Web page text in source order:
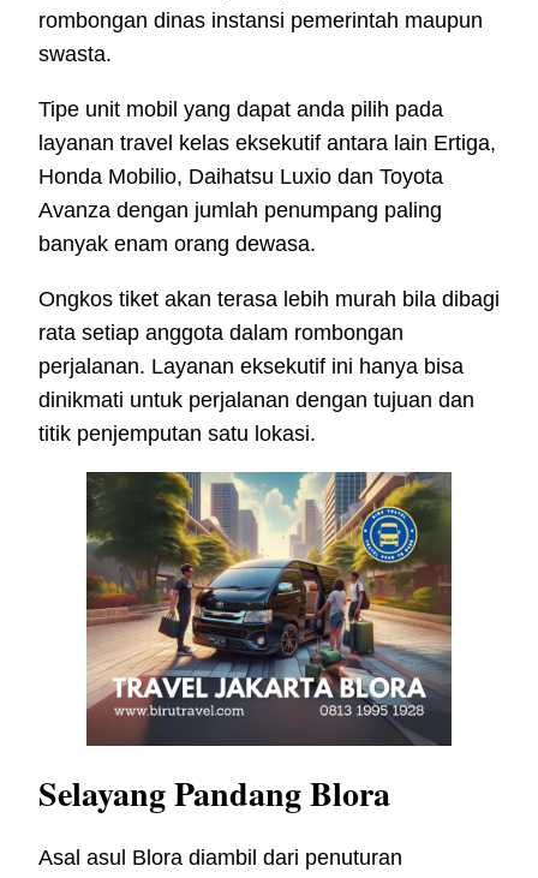
rombongan dinas instansi pemerintah maupun
swasta.
Tipe unit mobil yang dapat anda pilih pada
layanan travel kelas eksekutif antara lain Ertiga,
Honda Mobilio, Daihatsu Luxio dan Toyota
Avanza dengan jumlah penumpang paling
banyak enam orang dewasa.
Ongkos tiket akan terasa lebih murah bila dibagi
rata setiap anggota dalam rombongan
perjalanan. Layanan eksekutif ini hanya bisa
dinikmati untuk perjalanan dengan tujuan dan
titik penjemputan satu lokasi.
Selayang Pandang Blora
Asal asul Blora diambil dari penuturan